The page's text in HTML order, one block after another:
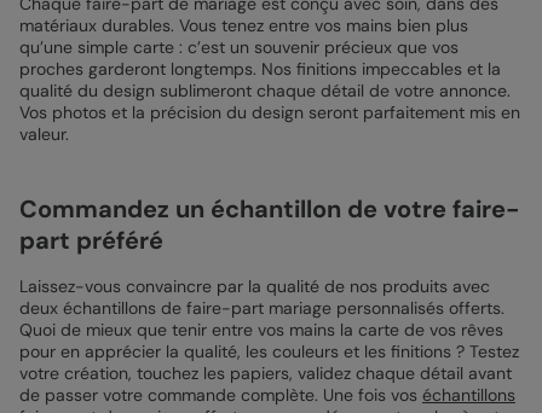
matériaux durables. Vous tenez entre vos mains bien plus
qu’une simple carte : c’est un souvenir précieux que vos
proches garderont longtemps. Nos finitions impeccables et la
qualité du design sublimeront chaque détail de votre annonce.
Vos photos et la précision du design seront parfaitement mis en
valeur.
Commandez un échantillon de votre faire-
part préféré
Laissez-vous convaincre par la qualité de nos produits avec
deux échantillons de faire-part mariage personnalisés offerts.
Quoi de mieux que tenir entre vos mains la carte de vos rêves
pour en apprécier la qualité, les couleurs et les finitions ? Testez
votre création, touchez les papiers, validez chaque détail avant
de passer votre commande complète. Une fois vos échantillons